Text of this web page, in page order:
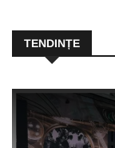
TENDINȚE